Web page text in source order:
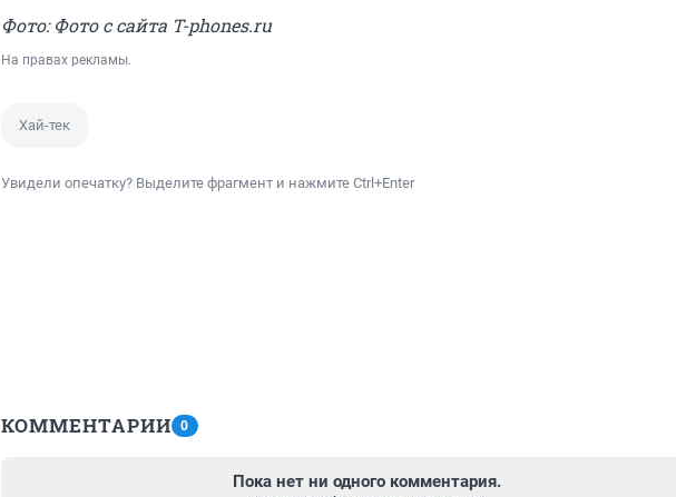
Фото: Фото с сайта T-phones.ru
На правах рекламы.
Хай-тек
Увидели опечатку? Выделите фрагмент и нажмите Ctrl+Enter
КОММЕНТАРИИ 0
Пока нет ни одного комментария.